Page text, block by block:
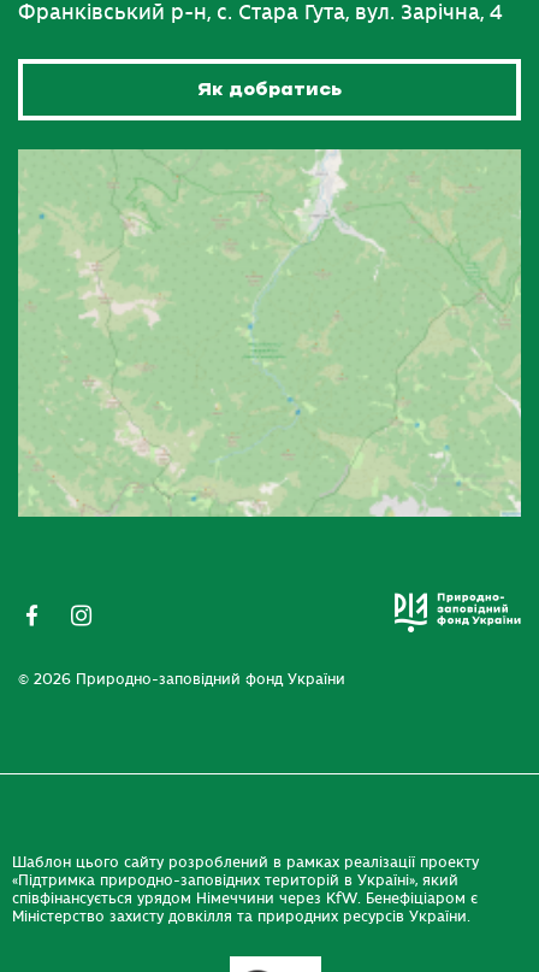
Франківський р-н, с. Стара Гута, вул. Зарічна, 4
Як добратись
© 2026 Природно-заповідний фонд України
Шаблон цього сайту розроблений в рамках реалізації проекту
«Підтримка природно-заповідних територій в Україні», який
співфінансується урядом Німеччини через KfW. Бенефіціаром є
Міністерство захисту довкілля та природних ресурсів України.